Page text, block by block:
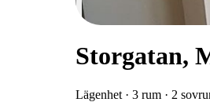
Storgatan,
Lägenhet · 3 rum · 2